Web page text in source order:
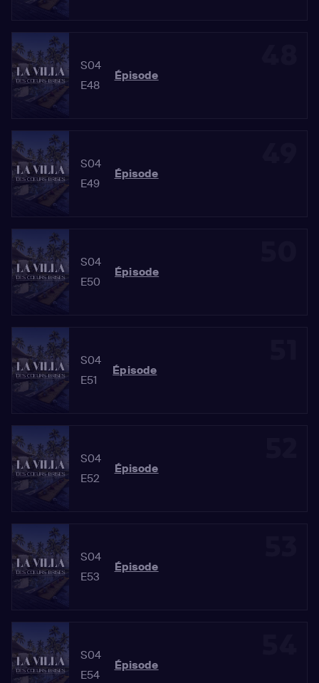
S04
E48
Épisode
S04
E49
Épisode
S04
E50
Épisode
S04
E51
Épisode
S04
E52
Épisode
S04
E53
Épisode
S04
E54
Épisode